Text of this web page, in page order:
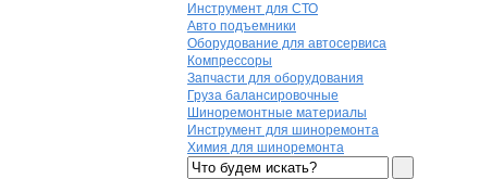
Инструмент для СТО
Авто подъемники
Оборудование для автосервиса
Компрессоры
Запчасти для оборудования
Груза балансировочные
Шиноремонтные материалы
Инструмент для шиноремонта
Химия для шиноремонта